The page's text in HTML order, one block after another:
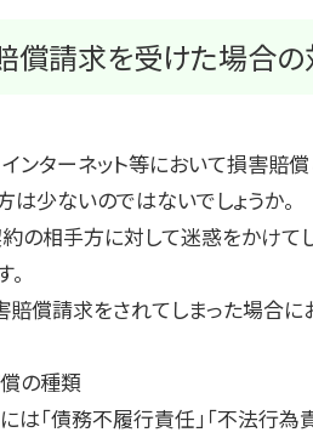
償請求を受けた場合の
インターネット等において損害
は少ないのではないでしょうか。
約の相手方に対して迷惑をかけ
賠償請求をされてしまった場合
の種類
は「債務不履行責任」「不法行為